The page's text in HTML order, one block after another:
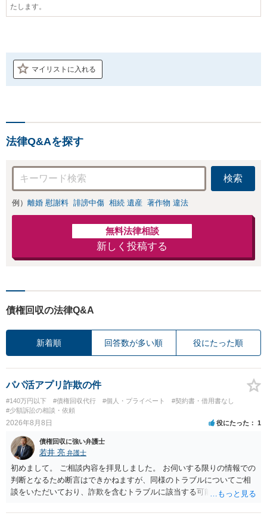
たします。
マイリストに入れる
法律Q&Aを探す
検索
例） 離婚 慰謝料 誹謗中傷 相続 遺産 著作物 違法
無料法律相談
新しく投稿する
債権回収の法律Q&A
新着順 回答数が多い順 役にたった順
パパ活アプリ詐欺の件
#140万円以下 #債権回収代行 #個人・プライベート
#契約書・借用書なし
#少額訴訟の相談・依頼
2026年8月8日 役にたった 1
債権回収に強い弁護士
若井 亮 弁護士
初めまして。 ご相談内容を拝見しました。 お伺いする限りの情報での
判断となるため断言はできかねますが、同様のトラブルについてご相
談をいただいており、詐欺を含むトラブルに該当する可能性があるで
ります。 お金を渡した方法が現金手渡しではなく、指定口座への振込